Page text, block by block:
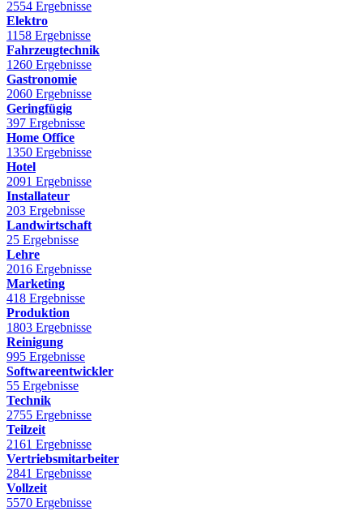
2554 Ergebnisse
Elektro
1158 Ergebnisse
Fahrzeugtechnik
1260 Ergebnisse
Gastronomie
2060 Ergebnisse
Geringfügig
397 Ergebnisse
Home Office
1350 Ergebnisse
Hotel
2091 Ergebnisse
Installateur
203 Ergebnisse
Landwirtschaft
25 Ergebnisse
Lehre
2016 Ergebnisse
Marketing
418 Ergebnisse
Produktion
1803 Ergebnisse
Reinigung
995 Ergebnisse
Softwareentwickler
55 Ergebnisse
Technik
2755 Ergebnisse
Teilzeit
2161 Ergebnisse
Vertriebsmitarbeiter
2841 Ergebnisse
Vollzeit
5570 Ergebnisse